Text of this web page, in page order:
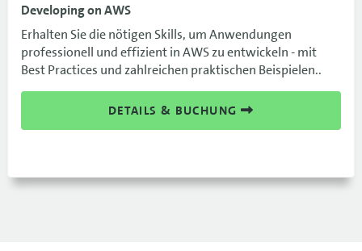
Developing on AWS
Erhalten Sie die nötigen Skills, um Anwendungen
professionell und effizient in AWS zu entwickeln - mit
Best Practices und zahlreichen praktischen Beispielen..
DETAILS & BUCHUNG